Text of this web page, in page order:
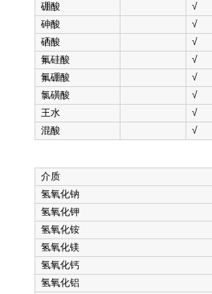
硼酸
√
砷酸
√
硒酸
√
氟硅酸
√
氟硼酸
√
氯磺酸
√
王水
√
混酸
√
介质
氢氧化钠
氢氧化钾
氢氧化铵
氢氧化镁
氢氧化钙
氢氧化铝